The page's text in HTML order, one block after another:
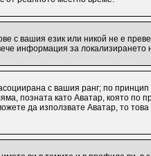
с вашия език или никой не е
информация за
с вашия ранг; по
позната като Аватар, която
да използвате Аватар, то